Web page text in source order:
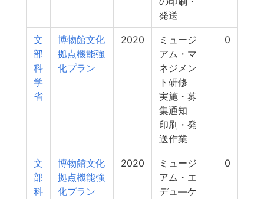
発送
文
部
科
学
省
博物館文化
拠点機能強
化プラン
2020
ミュージ
アム・マ
ネジメン
ト研修
実施・募
集通知
印刷・発
送作業
0
文
部
科
博物館文化
拠点機能強
化プラン
2020
ミュージ
アム・エ
デュ―ケ
0